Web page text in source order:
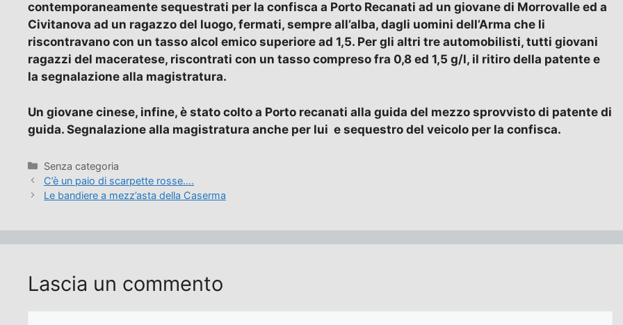
contemporaneamente sequestrati per la confisca a Porto Recanati ad un giovane di Morrovalle ed a
Civitanova ad un ragazzo del luogo, fermati, sempre all’alba, dagli uomini dell’Arma che li
riscontravano con un tasso alcol emico superiore ad 1,5. Per gli altri tre automobilisti, tutti giovani
ragazzi del maceratese, riscontrati con un tasso compreso fra 0,8 ed 1,5 g/l, il ritiro della patente e
la segnalazione alla magistratura.
Un giovane cinese, infine, è stato colto a Porto recanati alla guida del mezzo sprovvisto di patente di
guida. Segnalazione alla magistratura anche per lui e sequestro del veicolo per la confisca.
Categorie
Senza categoria
C’è un paio di scarpette rosse….
Le bandiere a mezz’asta della Caserma
Lascia un commento